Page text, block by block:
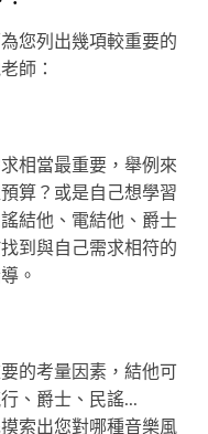
您列出幾項較重要的
師：
相當最重要，舉例來
算？或是自己想學習
結他、電結他、爵士
到與自己需求相符的
。
的考量因素，結他可
、爵士、民謠...
索出您對哪種音樂風